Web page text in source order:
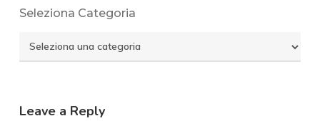
Seleziona Categoria
Seleziona
Categoria
Leave a Reply